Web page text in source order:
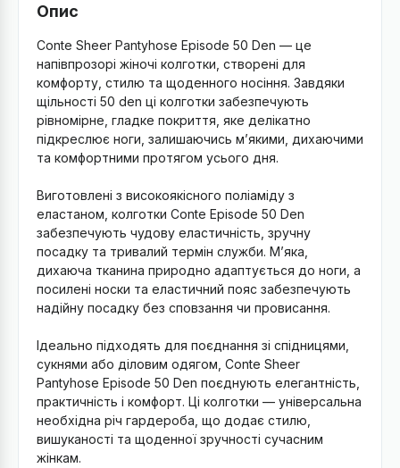
Опис
Conte Sheer Pantyhose Episode 50 Den — це
напівпрозорі жіночі колготки, створені для
комфорту, стилю та щоденного носіння. Завдяки
щільності 50 den ці колготки забезпечують
рівномірне, гладке покриття, яке делікатно
підкреслює ноги, залишаючись м’якими, дихаючими
та комфортними протягом усього дня.
Виготовлені з високоякісного поліаміду з
еластаном, колготки Conte Episode 50 Den
забезпечують чудову еластичність, зручну
посадку та тривалий термін служби. М’яка,
дихаюча тканина природно адаптується до ноги, а
посилені носки та еластичний пояс забезпечують
надійну посадку без сповзання чи провисання.
Ідеально підходять для поєднання зі спідницями,
сукнями або діловим одягом, Conte Sheer
Pantyhose Episode 50 Den поєднують елегантність,
практичність і комфорт. Ці колготки — універсальна
необхідна річ гардероба, що додає стилю,
вишуканості та щоденної зручності сучасним
жінкам.